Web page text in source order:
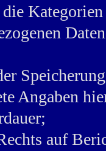
Angaben
auf